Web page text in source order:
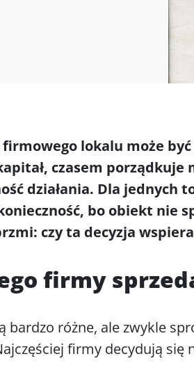
firmowego lokalu może
czasem porządkuje
działania. Dla jednych
bo obiekt nie
czy ta decyzja
firmy
bardzo różne, ale zwykle
firmy decydują się